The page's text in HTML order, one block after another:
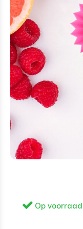
Op voorraad